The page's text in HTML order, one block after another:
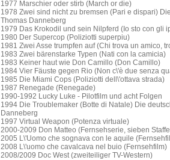
1977 Marschier oder stirb (March or die)
1978 Zwei sind nicht zu bremsen (Pari e dispari)
Thomas Danneberg
1979 Das Krokodil und sein Nilpferd (Io sto con gli
1980 Der Supercop (Poliziotti superpiu)
1981 Zwei Asse trumpfen auf (Chi trova un amico,
1983 Zwei bärenstarke Typen (Nati con la camicia)
1983 Keiner haut wie Don Camillo (Don Camillo)
1984 Vier Fäuste gegen Rio (Non c\'è due senza
1985 Die Miami Cops (Poliziotti dell\'ottava strada)
1987 Renegade (Renegade)
1990-1992 Lucky Luke - Pilotfilm und acht Folgen
1994 Die Troublemaker (Botte di Natale) Die
Danneberg
1997 Virtual Weapon (Potenza virtuale)
2000-2009 Don Matteo (Fernsehserie, sieben
2005 L\'Uomo che sognava con le aquile
2008 L\'uomo che cavalcava nel buio (Fernsehfilm)
2008/2009 Doc West (zweiteiliger TV-Western)